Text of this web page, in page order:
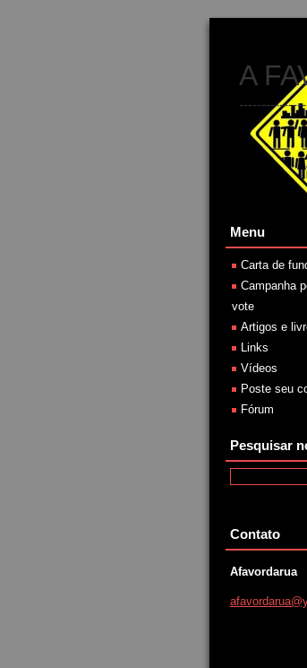
A
Menu
Carta de
Campanha
vote
Artigos e
Links
Vídeos
Poste seu
Fórum
Pesquisar
Contato
Afavordarua
afavorda